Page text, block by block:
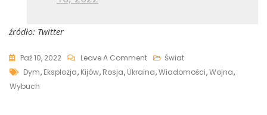
źródło: Twitter
Paź 10, 2022 Leave A CommentOn
Kłęby
Świat
Tags
Dym, Eksplozja, Kijów, Rosja, Ukraina,Wiadomości,Wojna,
Wybuch